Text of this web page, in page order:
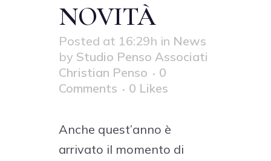
NOVITÀ
Posted at 16:29h in News
by Studio Penso Associati
Christian Penso
0
Comments
0 Likes
Anche quest’anno è
arrivato il momento di